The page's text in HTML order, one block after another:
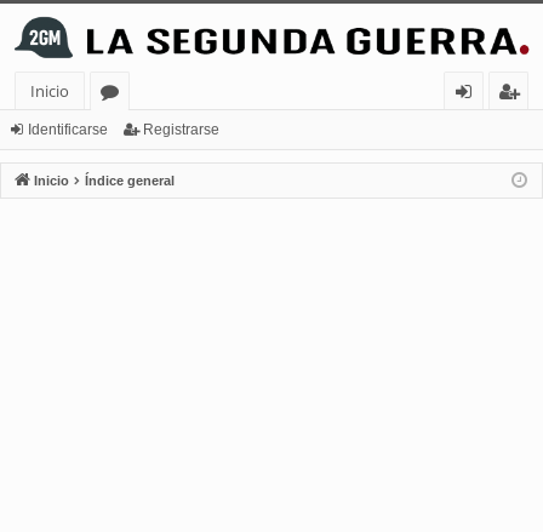
Inicio
or
os
nt
ifi
ist
ra
Identificarse Registrarse
Inicio Índice general